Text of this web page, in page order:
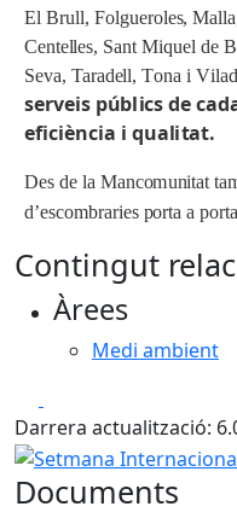
El Brull,Folgueroles, Malla
Centelles, Sant Miquel de
Seva, Taradell, Tona i Vilad
serveis públics deca
eficiència i qualitat.
Desdela Mancomunitat ta
d’escombrariesporta apor
Contingut
Àrees
Medi ambient
Darrera actualització:
Setmana Internacional
Documents